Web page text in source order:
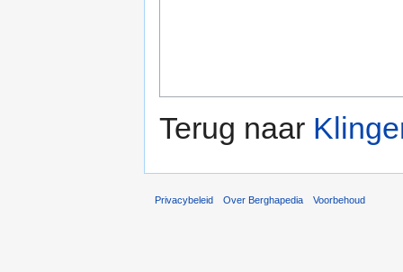
Terug naar
Privacybeleid Over Berghapedia Voorbehoud